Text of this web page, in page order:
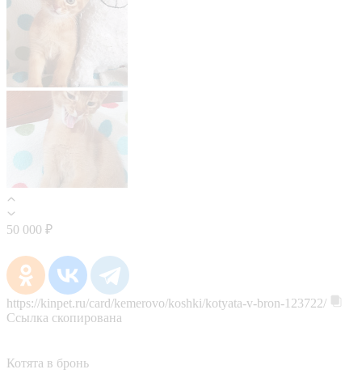
50 000 ₽
https://kinpet.ru/card/kemerovo/koshki/kotyata-v-bron-123722/
Ссылка скопирована
Котята в бронь